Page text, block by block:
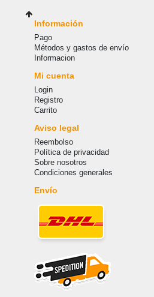
Información
Pago
Métodos y gastos de envío
Informacion
Mi cuenta
Login
Registro
Carrito
Aviso legal
Reembolso
Política de privacidad
Sobre nosotros
Condiciones generales
Envío